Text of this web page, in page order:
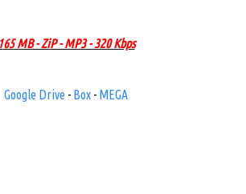
165 MB - ZiP - MP3 - 320 Kbps
Google Drive - Box - MEGA